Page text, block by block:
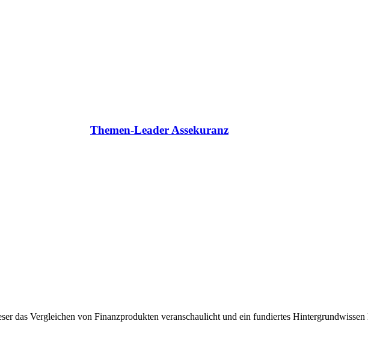
Themen-Leader Assekuranz
das Vergleichen von Finanzprodukten veranschaulicht und ein fundiertes Hintergrundwissen